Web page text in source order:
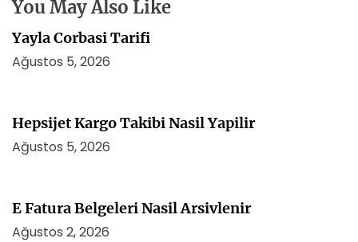
i
You May Also Like
Yayla Corbasi Tarifi
Ağustos 5, 2026
Hepsijet Kargo Takibi Nasil Yapilir
Ağustos 5, 2026
E Fatura Belgeleri Nasil Arsivlenir
Ağustos 2, 2026